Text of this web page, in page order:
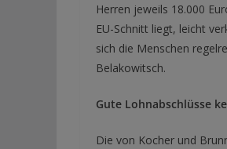
Herren jeweils 18.000
EU-Schnitt liegt, leicht
sich die Menschen
Belakowitsch.
Gute Lohnabschlüsse
Die von Kocher und